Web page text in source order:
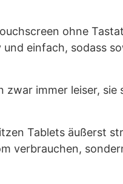
ohne
einfach, sodass
immer leiser, sie
Tablets äußerst
verbrauchen,